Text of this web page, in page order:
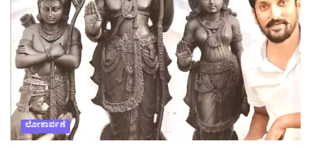
ಲೋಕಾರ್ಪಣೆ